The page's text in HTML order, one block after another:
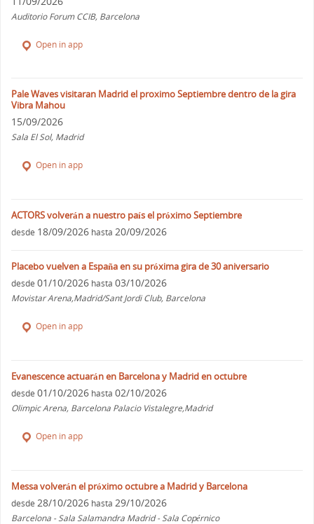
Auditorio Forum CCIB, Barcelona
Open in app
Pale Waves visitaran Madrid el proximo Septiembre dentro de la gira
Vibra Mahou
15/09/2026
Sala El Sol, Madrid
Open in app
ACTORS volverán a nuestro país el próximo Septiembre
desde 18/09/2026 hasta 20/09/2026
Placebo vuelven a España en su próxima gira de 30 aniversario
desde 01/10/2026 hasta 03/10/2026
Movistar Arena,Madrid/Sant Jordi Club, Barcelona
Open in app
Evanescence actuarán en Barcelona y Madrid en octubre
desde 01/10/2026 hasta 02/10/2026
Olimpic Arena, Barcelona Palacio Vistalegre,Madrid
Open in app
Messa volverán el próximo octubre a Madrid y Barcelona
desde 28/10/2026 hasta 29/10/2026
Barcelona - Sala Salamandra Madrid - Sala Copérnico